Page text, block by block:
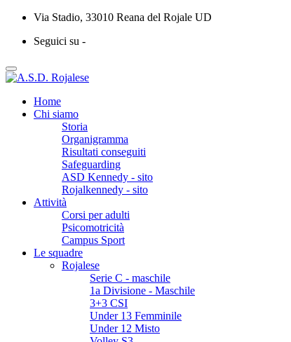
Via Stadio, 33010 Reana del Rojale UD
Seguici su -
Home
Chi siamo
Storia
Organigramma
Risultati conseguiti
Safeguarding
ASD Kennedy - sito
Rojalkennedy - sito
Attività
Corsi per adulti
Psicomotricità
Campus Sport
Le squadre
Rojalese
Serie C - maschile
1a Divisione - Maschile
3+3 CSI
Under 13 Femminile
Under 12 Misto